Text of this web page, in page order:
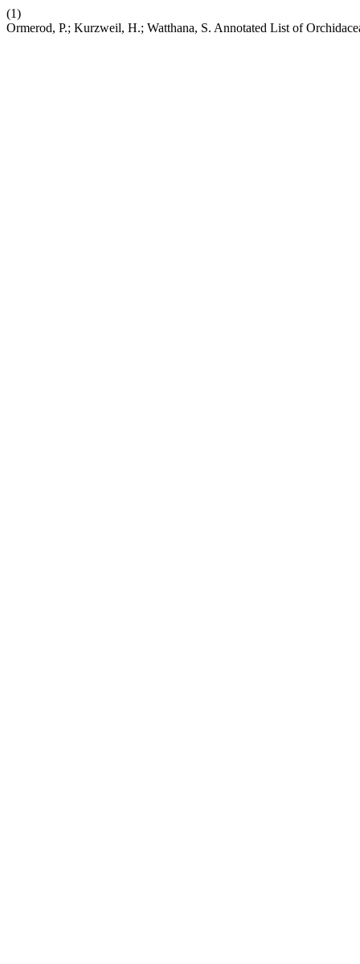
(1)
Ormerod, P.; Kurzweil, H.; Watthana, S. Annotated List of